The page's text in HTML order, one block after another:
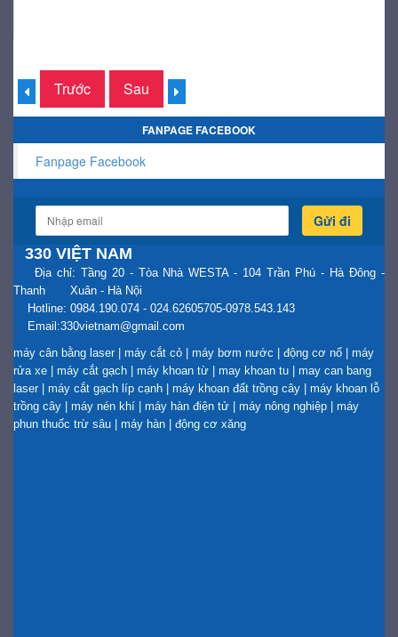
Trước Sau
FANPAGE FACEBOOK
Fanpage Facebook
Gửi đi
330 VIỆT NAM
Địa chỉ: Tầng 20 - Tòa Nhà WESTA - 104 Trần Phú - Hà Đông -
Thanh Xuân - Hà Nội
Hotline: 0984.190.074 - 024.62605705-0978.543.143
Email:330vietnam@gmail.com
máy cân bằng laser | máy cắt cỏ | máy bơm nước | động cơ nổ | máy
rửa xe | máy cắt gạch | máy khoan từ | may khoan tu | may can bang
laser | máy cắt gạch líp cạnh | máy khoan đất trồng cây | máy khoan lỗ
trồng cây | máy nén khí | máy hàn điện tử | máy nông nghiệp | máy
phun thuốc trừ sâu | máy hàn | động cơ xăng